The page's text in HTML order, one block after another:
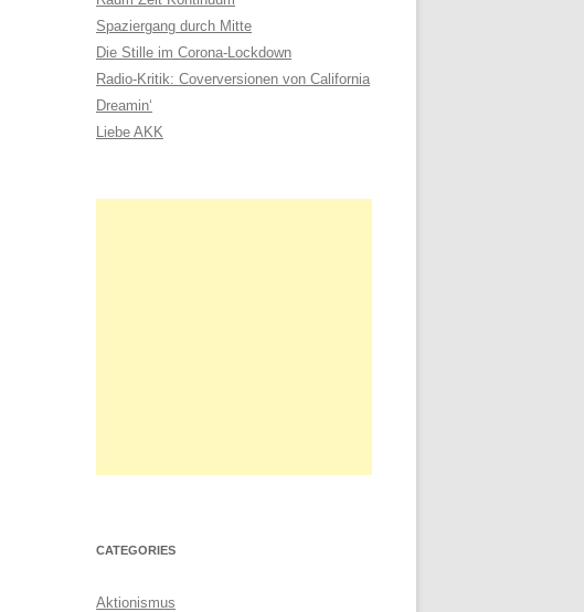
n
a
c
h
:
Spaziergang durch Mitte
Die Stille im Corona-Lockdown
Radio-Kritik: Coverversionen von California
Dreamin‘
Liebe AKK
CATEGORIES
Aktionismus